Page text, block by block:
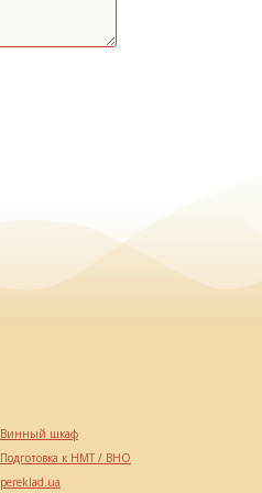
Винный шкаф
Подготовка к НМТ / ВНО
pereklad.ua